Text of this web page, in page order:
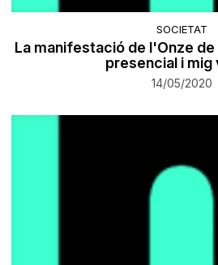
SOCIETAT
La manifestació de l'Onze
presencial i mig
14/05/2020